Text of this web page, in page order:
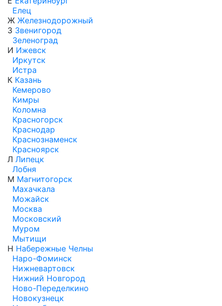
Елец
Ж Железнодорожный
З Звенигород
Зеленоград
И Ижевск
Иркутск
Истра
К Казань
Кемерово
Кимры
Коломна
Красногорск
Краснодар
Краснознаменск
Красноярск
Л Липецк
Лобня
М Магнитогорск
Махачкала
Можайск
Москва
Московский
Муром
Мытищи
Н Набережные Челны
Наро-Фоминск
Нижневартовск
Нижний Новгород
Ново-Переделкино
Новокузнецк